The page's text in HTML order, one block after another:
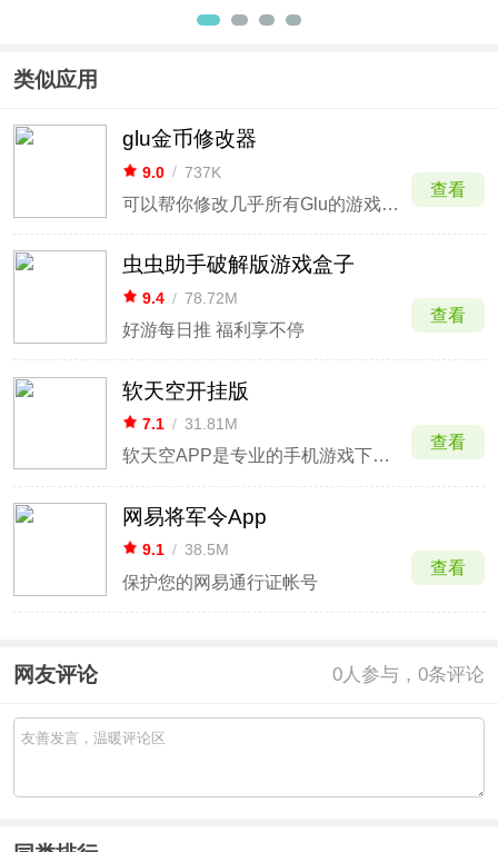
盒App最新
App
类似应用
glu金币修改器
9.0 / 737K
可以帮你修改几乎所有Glu的游戏金币数量
查看
虫虫助手破解版游戏盒子
9.4 / 78.72M
好游每日推 福利享不停
查看
软天空开挂版
7.1 / 31.81M
软天空APP是专业的手机游戏下载平台
查看
网易将军令App
9.1 / 38.5M
保护您的网易通行证帐号
查看
网友评论 0人参与，0条评论